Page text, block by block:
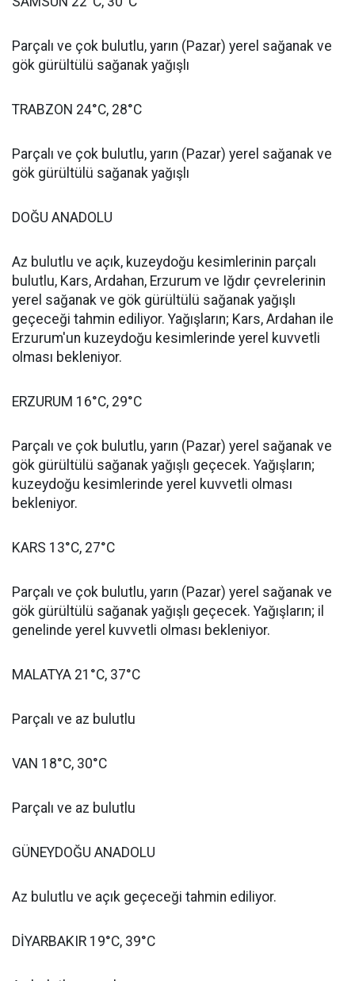
Parçalı ve çok bulutlu, yarın (Pazar) yerel sağanak ve
gök gürültülü sağanak yağışlı
TRABZON 24°C, 28°C
Parçalı ve çok bulutlu, yarın (Pazar) yerel sağanak ve
gök gürültülü sağanak yağışlı
DOĞU ANADOLU
Az bulutlu ve açık, kuzeydoğu kesimlerinin parçalı
bulutlu, Kars, Ardahan, Erzurum ve Iğdır çevrelerinin
yerel sağanak ve gök gürültülü sağanak yağışlı
geçeceği tahmin ediliyor. Yağışların; Kars, Ardahan ile
Erzurum'un kuzeydoğu kesimlerinde yerel kuvvetli
olması bekleniyor.
ERZURUM 16°C, 29°C
Parçalı ve çok bulutlu, yarın (Pazar) yerel sağanak ve
gök gürültülü sağanak yağışlı geçecek. Yağışların;
kuzeydoğu kesimlerinde yerel kuvvetli olması
bekleniyor.
KARS 13°C, 27°C
Parçalı ve çok bulutlu, yarın (Pazar) yerel sağanak ve
gök gürültülü sağanak yağışlı geçecek. Yağışların; il
genelinde yerel kuvvetli olması bekleniyor.
MALATYA 21°C, 37°C
Parçalı ve az bulutlu
VAN 18°C, 30°C
Parçalı ve az bulutlu
GÜNEYDOĞU ANADOLU
Az bulutlu ve açık geçeceği tahmin ediliyor.
DİYARBAKIR 19°C, 39°C